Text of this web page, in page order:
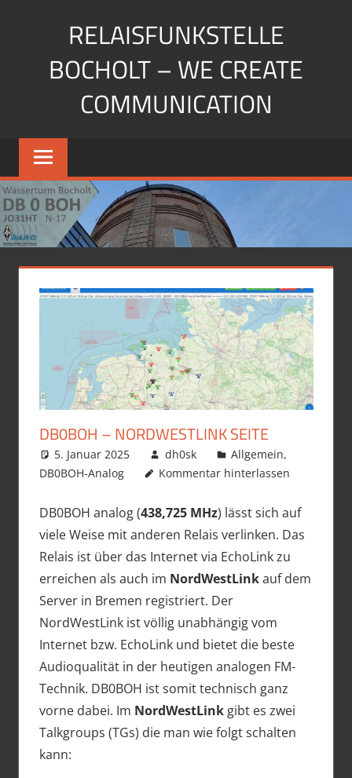
springen
RELAISFUNKSTELLE
BOCHOLT – WE CREATE
COMMUNICATION
Die
Relaisfunkstellen
dem
Wasserturm
Bocholt
DB0BOH – NORDWESTLINK SEITE
5. Januar 2025 dh0sk Allgemein,
DB0BOH-Analog
Kommentar hinterlassen
DB0BOH analog (438,725 MHz) lässt sich auf
viele Weise mit anderen Relais verlinken. Das
Relais ist über das Internet via EchoLink zu
erreichen als auch im NordWestLinkauf dem
Server in Bremen registriert. Der
NordWestLink ist völlig unabhängig vom
Internet bzw. EchoLink und bietet die beste
Audioqualität in der heutigen analogen FM-
Technik. DB0BOH ist somit technisch ganz
vorne dabei. Im NordWestLinkgibt es zwei
Talkgroups (TGs) die man wie folgt schalten
kann: